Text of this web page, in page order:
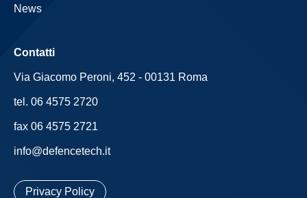
News
Contatti
Via Giacomo Peroni, 452 - 00131 Roma
tel. 06 4575 2720
fax 06 4575 2721
info@defencetech.it
Privacy Policy